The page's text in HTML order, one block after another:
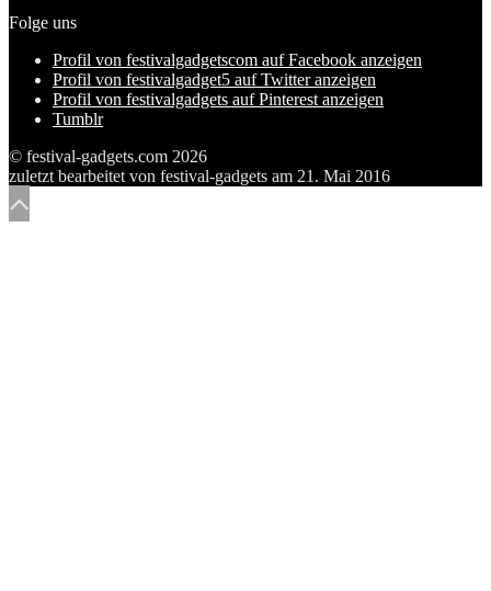
Folge uns
Profil von festivalgadgetscom auf Facebook anzeigen
Profil von festivalgadget5 auf Twitter anzeigen
Profil von festivalgadgets auf Pinterest anzeigen
Tumblr
© festival-gadgets.com 2026
zuletzt bearbeitet von festival-gadgets am 21. Mai 2016